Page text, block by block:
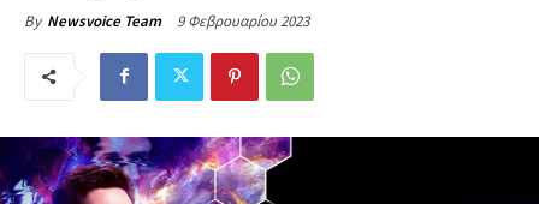
By Newsvoice Team 9 Φεβρουαρίου 2023